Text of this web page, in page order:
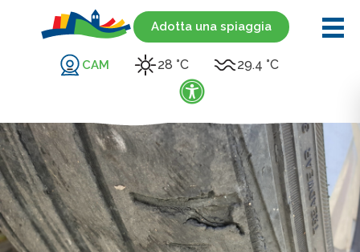
Adotta una spiaggia
CAM 28 °C 29.4 °C